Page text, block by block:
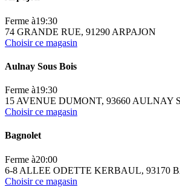
Ferme à19:30
74 GRANDE RUE, 91290 ARPAJON
Choisir ce magasin
Aulnay Sous Bois
Ferme à19:30
15 AVENUE DUMONT, 93660 AULNAY
Choisir ce magasin
Bagnolet
Ferme à20:00
6-8 ALLEE ODETTE KERBAUL, 93170
Choisir ce magasin